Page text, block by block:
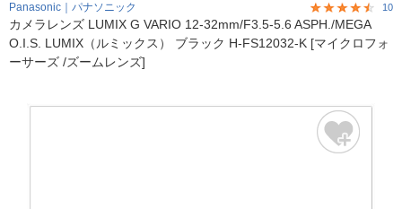
Panasonic｜パナソニック 10
カメラレンズ LUMIX G VARIO 12-32mm/F3.5-5.6 ASPH./MEGA
O.I.S. LUMIX（ルミックス） ブラック H-FS12032-K [マイクロフォ
ーサーズ /ズームレンズ]